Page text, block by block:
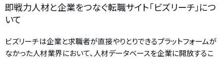
即戦力人材と企業をつなぐ転職サイト「ビズリーチ」につ
いて
ビズリーチは企業と求職者が直接やりとりできるプラットフォームが
なかった人材業界において、人材データベースを企業に開放するこ